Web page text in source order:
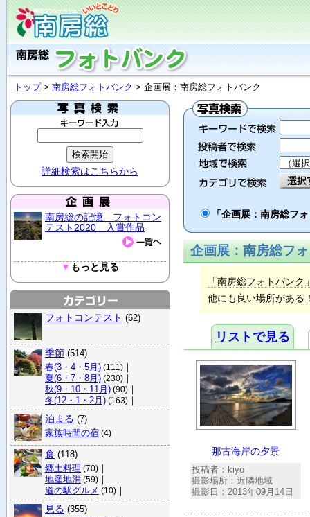
トップ> 南房総フォトバンク > 企画展：南房総フォトバンク
詳細検索はこちらから
南房総の記憶 フォトコン
テスト2020 入賞作品
▼ もっと見る
フォトコンテスト (62)
季節 (514)
春(3・4・5月) (111) ｜
夏(6・7・8月) (230) ｜
秋(9・10・11月) (90) ｜
冬(12・1・2月) (163) ｜
泊まる (7)
家族時間の宿 (4) ｜
食 (118)
郷土料理 (70) ｜
地産地消 (59) ｜
道の駅グルメ (10) ｜
見る (355)
「企画展：南房総
企画展：南房総フ
「南房総フォトバン
他にも良い場所がある
リストで見る
那古海岸の夕景
投稿者：kiyo
撮影場所：近隣地域
撮影日：2013年09月14日